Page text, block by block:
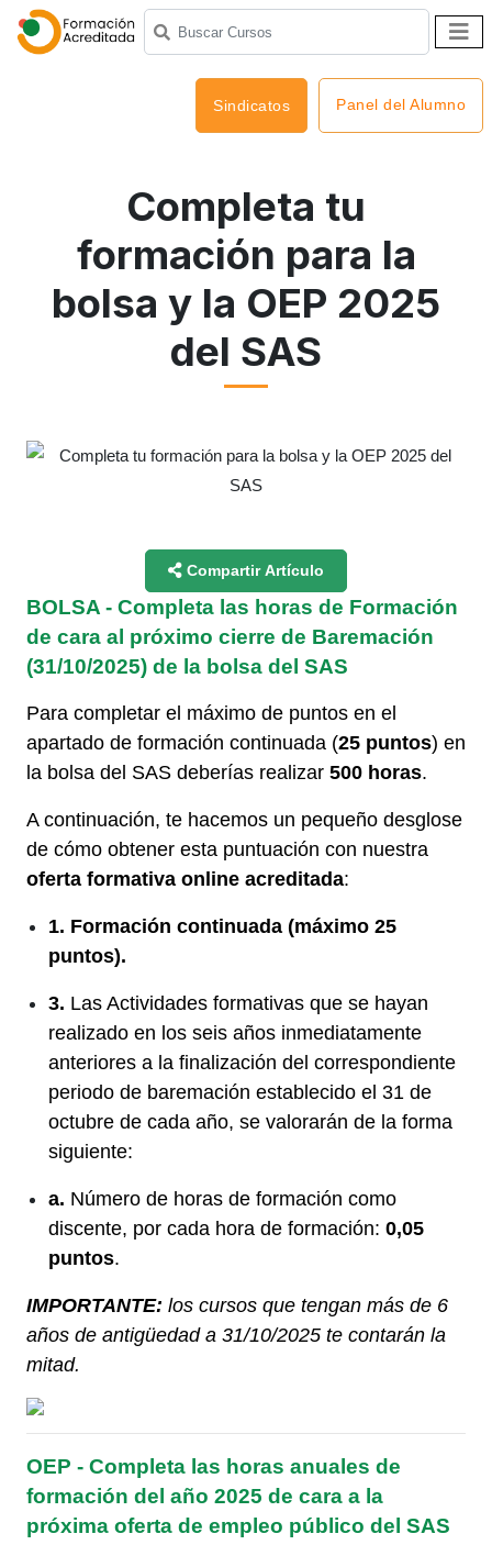
Sindicatos Panel del Alumno
Completa tu
formación para la
bolsa y la OEP 2025
del SAS
Compartir Artículo
BOLSA - Completa las horas de Formación
de cara al próximo cierre de Baremación
(31/10/2025) de la bolsa del SAS
Para completar el máximo de puntos en el
apartado de formación continuada (25 puntos) en
la bolsa del SAS deberías realizar 500 horas.
A continuación, te hacemos un pequeño desglose
de cómo obtener esta puntuación con nuestra
oferta formativa online acreditada:
1. Formación continuada (máximo 25
puntos).
3. Las Actividades formativas que se hayan
realizado en los seis años inmediatamente
anteriores a la finalización del correspondiente
periodo de baremación establecido el 31 de
octubre de cada año, se valorarán de la forma
siguiente:
a. Número de horas de formación como
discente, por cada hora de formación: 0,05
puntos.
IMPORTANTE: los cursos que tengan más de 6
años de antigüedad a 31/10/2025 te contarán la
mitad.
OEP - Completa las horas anuales de
formación del año 2025 de cara a la
próxima oferta de empleo público del SAS